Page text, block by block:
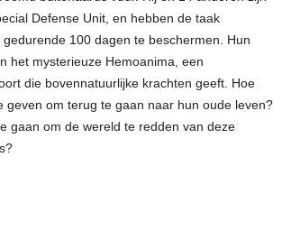
Defense Unit, en hebben de taak
100 dagen te beschermen. Hun
het mysterieuze Hemoanima, een
die bovennatuurlijke krachten geeft. Hoe
geven om terug te gaan naar hun oude leven?
gaan om de wereld te redden van deze